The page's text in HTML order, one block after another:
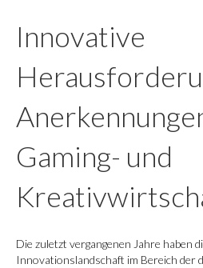
Innovative
Gaming- und
Die zuletzt vergangenen Jahre haben
Innovationslandschaft im Bereich der